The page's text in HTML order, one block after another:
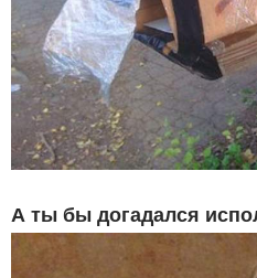
А ты бы догадался